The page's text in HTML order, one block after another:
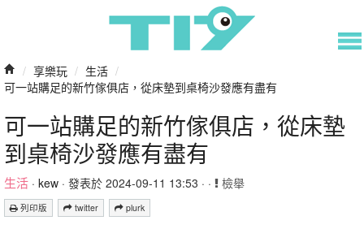
/ 享樂玩 / 生活 /
可一站購足的新竹傢俱店，從床墊到桌椅沙發應有盡有
可一站購足的新竹傢俱店，從床墊
到桌椅沙發應有盡有
生活 · kew · 發表於 2024-09-11 13:53 · · 檢舉
列印版 twitter plurk